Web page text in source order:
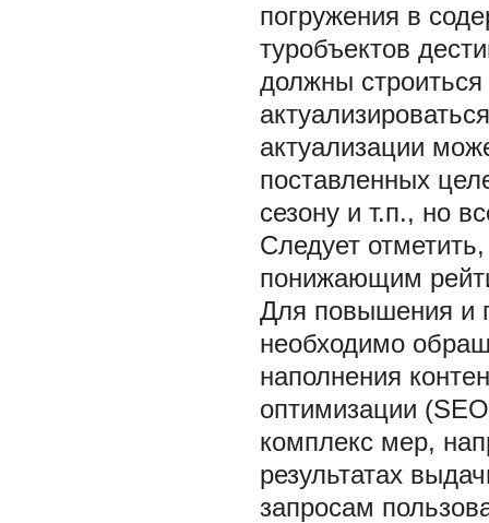
погружения в
туробъектов
должны
актуализации
поставленных
сезону и т.п., но
Следует
понижающим
Для повышения и
необходимо
наполнения
оптимизации
комплекс мер,
результатах
запросам